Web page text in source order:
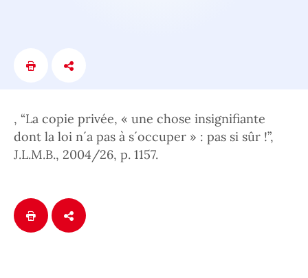
, “La copie privée, « une chose insignifiante
dont la loi n´a pas à s´occuper » : pas si sûr !”,
J.L.M.B., 2004/26, p. 1157.